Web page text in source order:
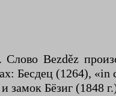
Bezděz
Бесдец (1264),
замок Бёзиг (1848